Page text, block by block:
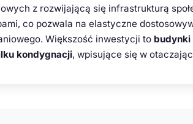
z rozwijającą się infrastrukturą
co pozwala na elastyczne
Większość inwestycji to budynki
kondygnacji, wpisujące się w